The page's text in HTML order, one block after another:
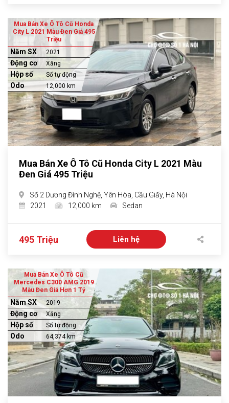
Mua Bán Xe Ô Tô Cũ Honda
City L 2021 Màu Đen Giá 495
Triệu
Năm SX 2021
Động cơ Xăng
Hộp số Số tự động
Odo 12,000 km
Mua Bán Xe Ô Tô Cũ Honda City L 2021 Màu
Đen Giá 495 Triệu
Số 2 Dương Đình Nghệ, Yên Hòa, Cầu Giấy, Hà Nội
2021
12,000 km Sedan
495 Triệu Liên hệ
Mua Bán Xe Ô Tô Cũ
Mercedes C300 AMG 2019
Màu Đen Giá Hơn 1 Tỷ
Năm SX 2019
Động cơ Xăng
Hộp số Số tự động
Odo 64,374 km